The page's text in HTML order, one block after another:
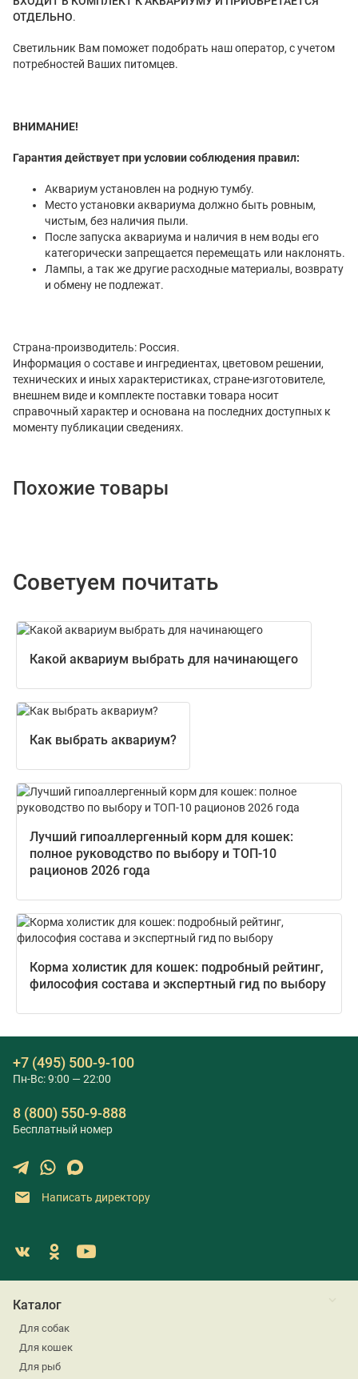
ОТДЕЛЬНО.
Светильник Вам поможет подобрать наш оператор, с учетом
потребностей Ваших питомцев.
ВНИМАНИЕ!
Гарантия действует при условии соблюдения правил:
Аквариум установлен на родную тумбу.
Место установки аквариума должно быть ровным,
чистым, без наличия пыли.
После запуска аквариума и наличия в нем воды его
категорически запрещается перемещать или наклонять.
Лампы, а так же другие расходные материалы, возврату
и обмену не подлежат.
Страна-производитель: Россия.
Информация о составе и ингредиентах, цветовом решении,
технических и иных характеристиках, стране-изготовителе,
внешнем виде и комплекте поставки товара носит
справочный характер и основана на последних доступных к
моменту публикации сведениях.
Похожие товары
Советуем почитать
Какой аквариум выбрать для начинающего
Как выбрать аквариум?
Лучший гипоаллергенный корм для кошек:
полное руководство по выбору и ТОП-10
рационов 2026 года
Корма холистик для кошек: подробный рейтинг,
философия состава и экспертный гид по выбору
+7 (495) 500-9-100
Пн-Вс: 9:00 — 22:00
8 (800) 550-9-888
Бесплатный номер
Написать директору
Каталог
Для собак
Для кошек
Для рыб